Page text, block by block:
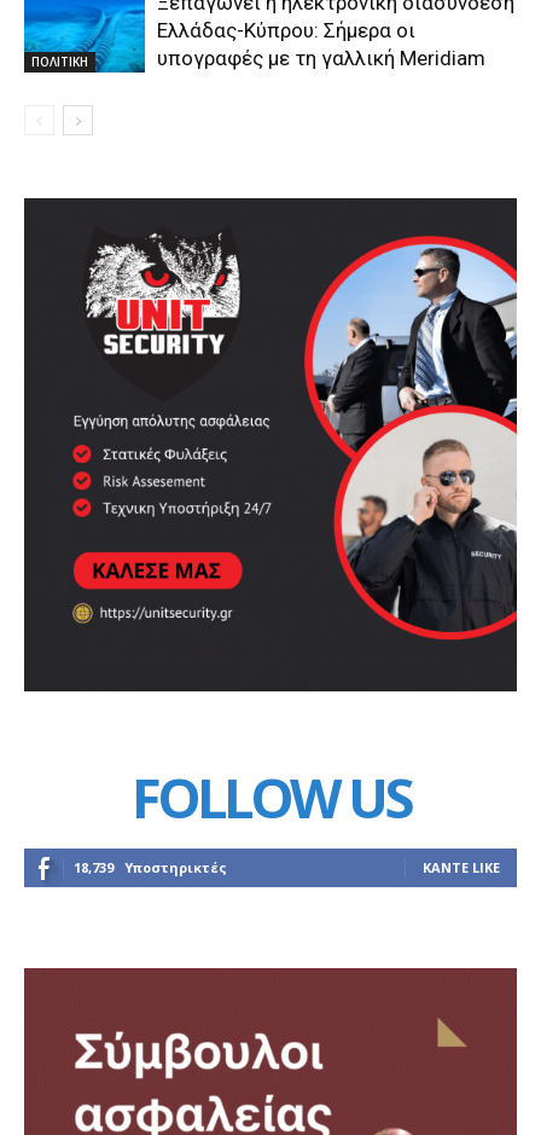
ΠΟΛΙΤΙΚΗ
Ελλάδας-Κύπρου: Σήμερα οι
υπογραφές με τη γαλλική Meridiam
FOLLOW US
18,739 Υποστηρικτές ΚΆΝΤΕ LIKE